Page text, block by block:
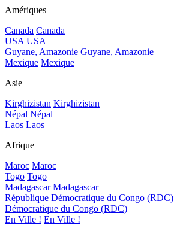
Amériques
Canada Canada
USA USA
Guyane, Amazonie Guyane, Amazonie
Mexique Mexique
Asie
Kirghizistan Kirghizistan
Népal Népal
Laos Laos
Afrique
Maroc Maroc
Togo Togo
Madagascar Madagascar
République Démocratique du Congo (RDC)
Démocratique du Congo (RDC)
En Ville ! En Ville !